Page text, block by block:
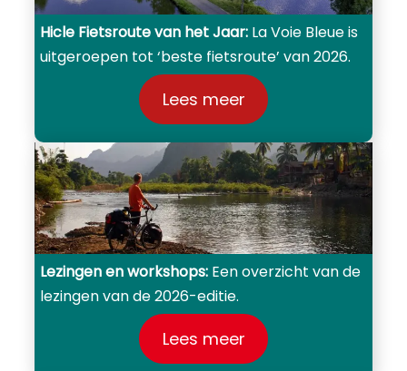
Hicle Fietsroute van het Jaar: La Voie Bleue is
uitgeroepen tot ‘beste fietsroute’ van 2026.
Lees meer
Lezingen en workshops: Een overzicht van de
lezingen van de 2026-editie.
Lees meer